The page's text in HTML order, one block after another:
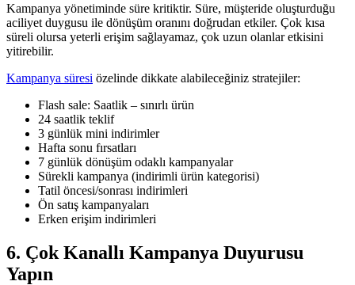
Kampanya yönetiminde süre kritiktir. Süre, müşteride oluşturduğu
aciliyet duygusu ile dönüşüm oranını doğrudan etkiler. Çok kısa
süreli olursa yeterli erişim sağlayamaz, çok uzun olanlar etkisini
yitirebilir.
Kampanya süresi özelinde dikkate alabileceğiniz stratejiler:
Flash sale: Saatlik – sınırlı ürün
24 saatlik teklif
3 günlük mini indirimler
Hafta sonu fırsatları
7 günlük dönüşüm odaklı kampanyalar
Sürekli kampanya (indirimli ürün kategorisi)
Tatil öncesi/sonrası indirimleri
Ön satış kampanyaları
Erken erişim indirimleri
6. Çok Kanallı Kampanya Duyurusu
Yapın